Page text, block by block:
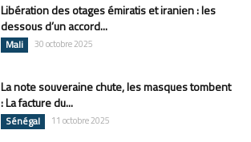
Libération des otages émiratis et iranien : les
dessous d’un accord...
Mali 30 octobre 2025
La note souveraine chute, les masques tombent
: La facture du...
Sénégal 11 octobre 2025